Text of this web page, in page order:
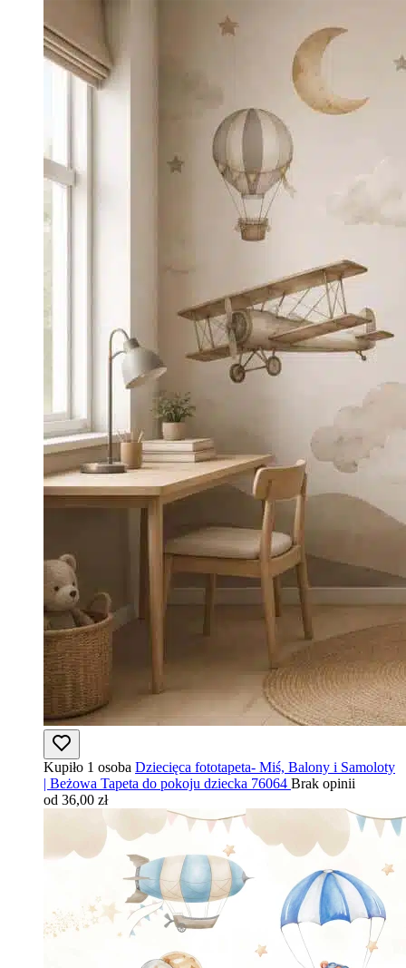
Kupiło 1 osoba Dziecięca fototapeta- Miś, Balony i Samoloty
| Beżowa Tapeta do pokoju dziecka 76064 Brak opinii
od 36,00 zł